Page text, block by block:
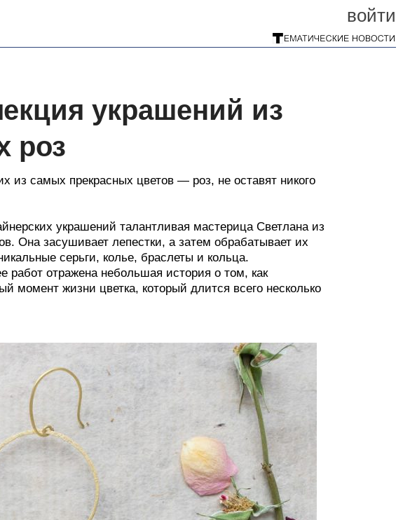
войти
украшений из
роз
из самых прекрасных цветов — роз, не оставят никого
украшений талантливая мастерица Светлана из
Она засушивает лепестки, а затем обрабатывает их
серьги, колье, браслеты и кольца.
работ отражена небольшая история о том, как
момент жизни цветка, который длится всего несколько